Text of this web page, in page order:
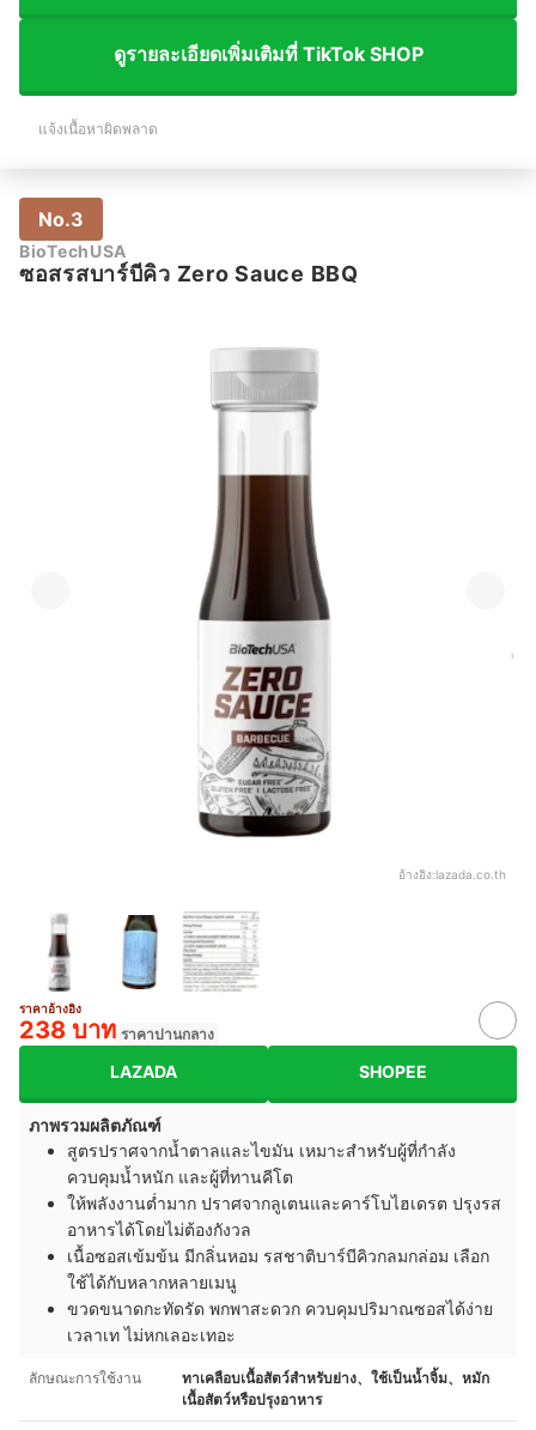
ดูรายละเอียดเพิ่มเติมที่ TikTok SHOP
แจ้งเนื้อหาผิดพลาด
No.3
BioTechUSA
ซอสรสบาร์บีคิว Zero Sauce BBQ
อ้างอิง:lazada.co.th
ราคาอ้างอิง
238 บาท ราคาปานกลาง
LAZADA SHOPEE
ภาพรวมผลิตภัณฑ์
สูตรปราศจากน้ำตาลและไขมัน เหมาะสำหรับผู้ที่กำลัง
ควบคุมน้ำหนัก และผู้ที่ทานคีโต
ให้พลังงานต่ำมาก ปราศจากลูเตนและคาร์โบไฮเดรต ปรุงรส
อาหารได้โดยไม่ต้องกังวล
เนื้อซอสเข้มข้น มีกลิ่นหอม รสชาติบาร์บีคิวกลมกล่อม เลือก
ใช้ได้กับหลากหลายเมนู
ขวดขนาดกะทัดรัด พกพาสะดวก ควบคุมปริมาณซอสได้ง่าย
เวลาเท ไม่หกเลอะเทอะ
ลักษณะการใช้งาน
ทาเคลือบเนื้อสัตว์สำหรับย่าง、ใช้เป็นน้ำจิ้ม、หมัก
เนื้อสัตว์หรือปรุงอาหาร